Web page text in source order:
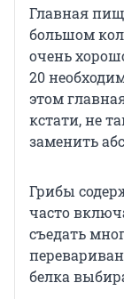
Главная
большом
очень
20
этом
кстати, не
заменить
Грибы
часто
съедать
белка